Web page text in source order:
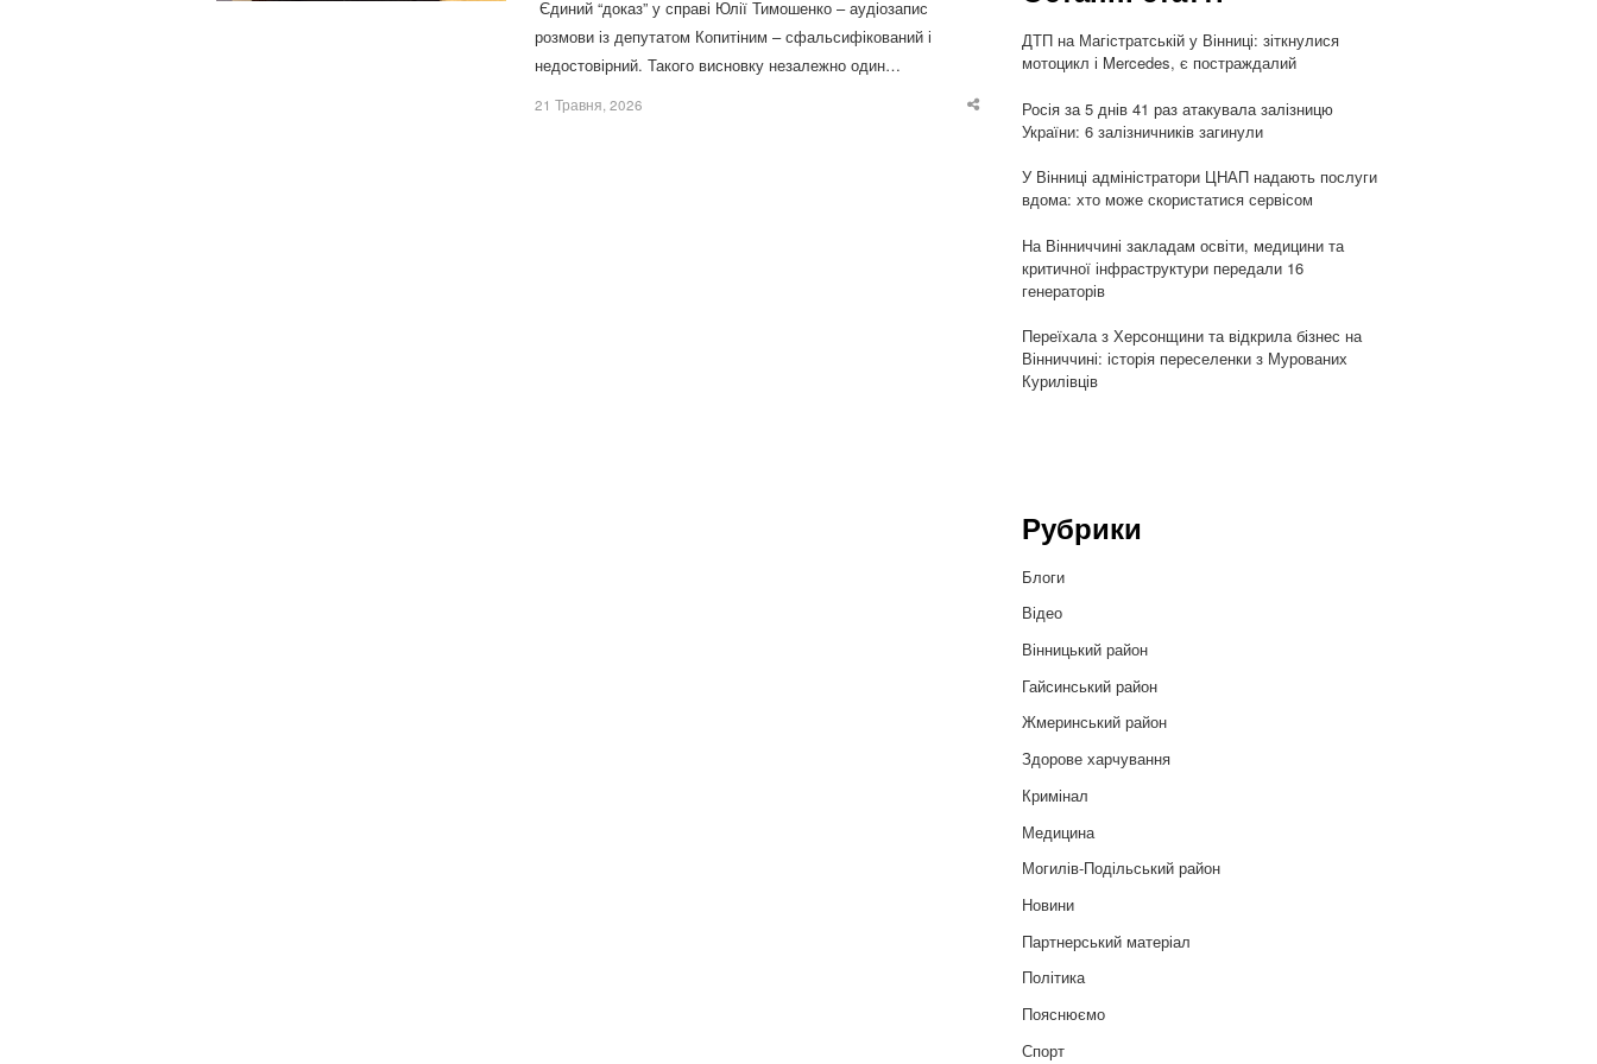
Єдиний “доказ” у справі Юлії Тимошенко – аудіозапис
розмови із депутатом Копитіним – сфальсифікований і
недостовірний. Такого висновку незалежно один…
21 Травня, 2026
Share
ДТП на Магістратській у Вінниці: зіткнулися
мотоцикл і Mercedes, є постраждалий
Росія за 5 днів 41 раз атакувала залізницю
України: 6 залізничників загинули
У Вінниці адміністратори ЦНАП надають послуги
вдома: хто може скористатися сервісом
На Вінниччині закладам освіти, медицини та
критичної інфраструктури передали 16
генераторів
Переїхала з Херсонщини та відкрила бізнес на
Вінниччині: історія переселенки з Мурованих
Курилівців
Рубрики
Блоги
Відео
Вінницький район
Гайсинський район
Жмеринський район
Здорове харчування
Кримінал
Медицина
Могилів-Подільський район
Новини
Партнерський матеріал
Політика
Пояснюємо
Спорт